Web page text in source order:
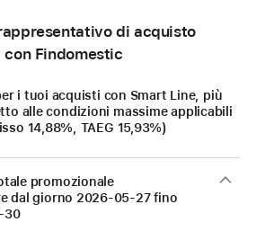
di acquisto
con Findomestic
i tuoi acquisti con Smart Line, più
alle condizioni massime applicabili
14,88%, TAEG 15,93%)
promozionale
dal giorno 2026-05-27fino
30